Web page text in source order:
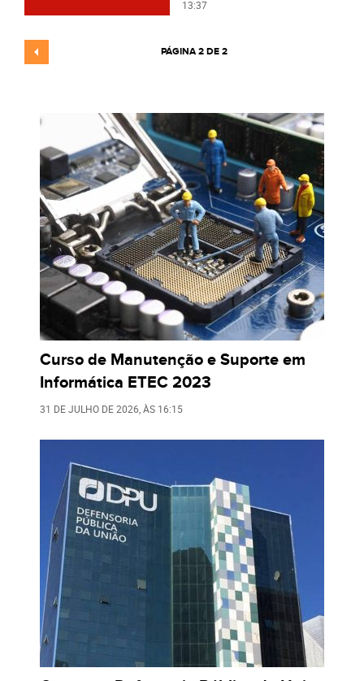
13:37
PÁGINA 2 DE 2
Curso de Manutenção e Suporte em
Informática ETEC 2023
31 DE JULHO DE 2026 , ÀS 16:15